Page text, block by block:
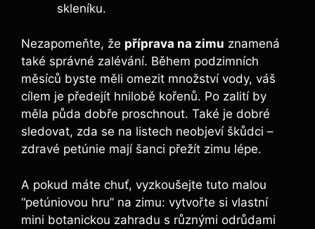
skleníku.
Nezapomeňte, že příprava na zimu znamená
také správné zalévání. Během podzimních
měsíců byste měli omezit množství vody, váš
cílem je předejít hnilobě kořenů. Po zalití by
měla půda dobře proschnout. Také je dobré
sledovat, zda se na listech neobjeví škůdci –
zdravé petúnie mají šanci přežít zimu lépe.
A pokud máte chuť, vyzkoušejte tuto malou
“petúniovou hru” na zimu: vytvořte si vlastní
mini botanickou zahradu s různými odrůdami